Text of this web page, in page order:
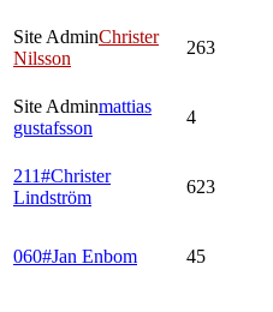
Site AdminChrister
Nilsson
263
Site Adminmattias
gustafsson
4
211#Christer
Lindström
623
060#Jan Enbom 45